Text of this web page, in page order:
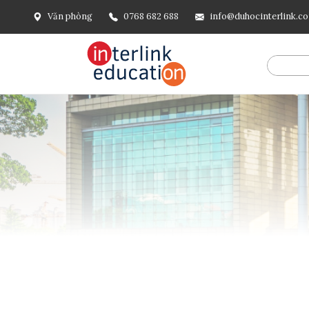
Văn phòng 0768 682 688
@include('frontend.layouts.schema-org', [ 'type' =>
url('/'), ], [ '@type' => 'ListItem', 'position' => 2, 'name' =>
=> url()->current(), ], ], ], ])